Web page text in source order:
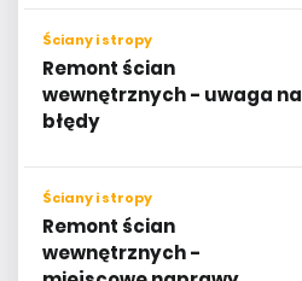
Ściany i stropy
Remont ścian
wewnętrznych - uwaga na
błędy
Ściany i stropy
Remont ścian
wewnętrznych -